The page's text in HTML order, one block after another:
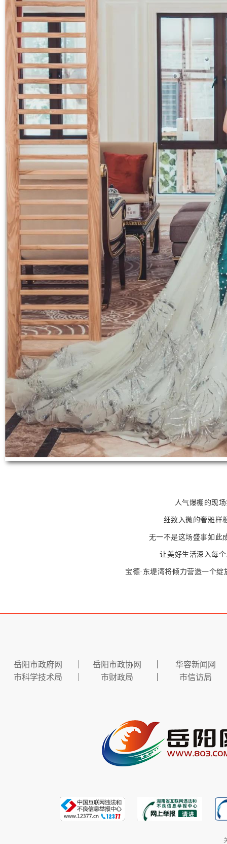
人气爆棚的现
细致入微的奢雅
无一不是这场盛事如此
让美好生活深入每
宝德·东堤湾将倾力营造一个
岳阳市政府网 岳阳市政协网
华容新闻网
市科学技术局
市财政局 市信访局